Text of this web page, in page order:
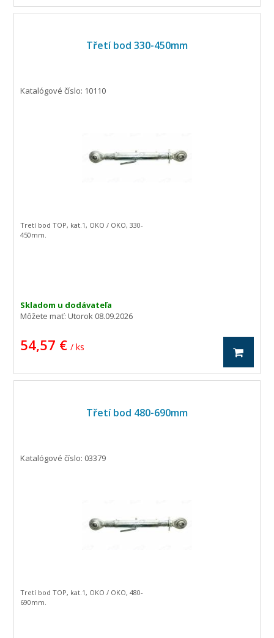
Třetí bod 330-450mm
Katalógové číslo: 10110
Skladom u dodávateľa
Môžete mať:Utorok 08.09.2026
54,57 € / ks
Tretí bod TOP, kat.1, OKO / OKO, 330-
450mm.
Třetí bod 480-690mm
Katalógové číslo: 03379
Tretí bod TOP, kat.1, OKO / OKO, 480-
690mm.